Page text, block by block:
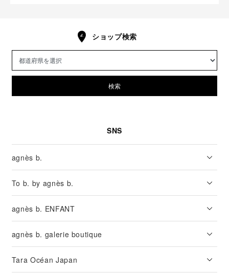
ショップ検索
検索
SNS
agnès b.
To b. by agnès b.
agnès b. ENFANT
agnès b. galerie boutique
Tara Océan Japan